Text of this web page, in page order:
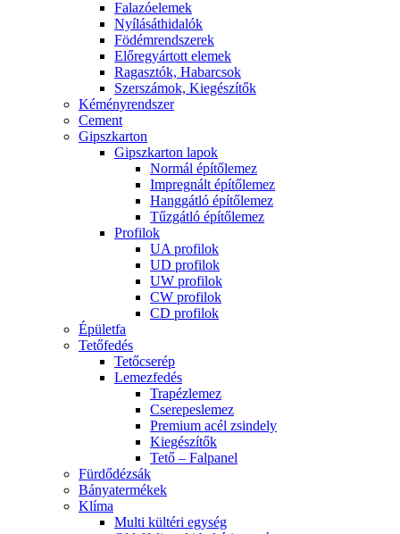
Falazóelemek
Nyílásáthidalók
Födémrendszerek
Előregyártott elemek
Ragasztók, Habarcsok
Szerszámok, Kiegészítők
Kéményrendszer
Cement
Gipszkarton
Gipszkarton lapok
Normál építőlemez
Impregnált építőlemez
Hanggátló építőlemez
Tűzgátló építőlemez
Profilok
UA profilok
UD profilok
UW profilok
CW profilok
CD profilok
Épületfa
Tetőfedés
Tetőcserép
Lemezfedés
Trapézlemez
Cserepeslemez
Premium acél zsindely
Kiegészítők
Tető – Falpanel
Fürdődézsák
Bányatermékek
Klíma
Multi kültéri egység